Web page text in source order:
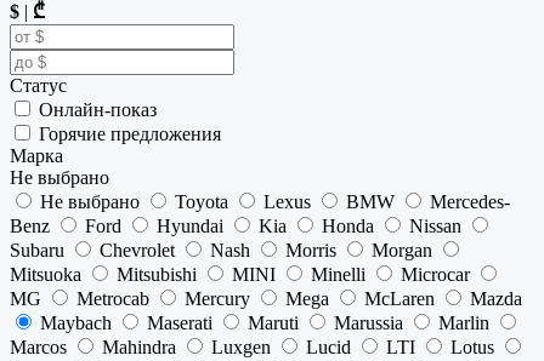
$ | ₾
Статус
Онлайн-показ
Горячие предложения
Марка
Не выбрано
Не выбрано
Toyota Lexus BMW
Mercedes-
Benz
Ford Hyundai Kia Honda
Nissan
Subaru
Chevrolet Nash Morris
Morgan
Mitsuoka
Mitsubishi MINI Minelli
Microcar
MG
Metrocab Mercury Mega McLaren
Mazda
Maybach
Maserati Maruti Marussia
Marlin
Marcos
Mahindra Luxgen Lucid LTI
Lotus